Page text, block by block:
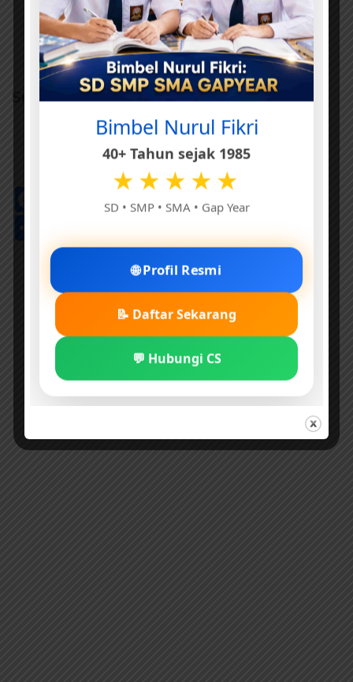
Sumber dan Kontributor
Penyelaras: elibrary.id
idntimes.com
Facebook
Threads
Pinterest
X Telegram
WhatsApp
LinkedIn
Bimbel Nurul Fikri
40+ Tahun sejak 1985
★★★★★
SD • SMP • SMA • Gap Year
🌐 Profil Resmi
📝 Daftar Sekarang
💬 Hubungi CS